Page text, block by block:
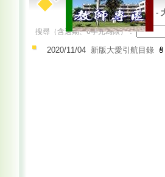
-
搜尋（含過期、6字元為限）：
2020/11/04 新版大愛引航目錄